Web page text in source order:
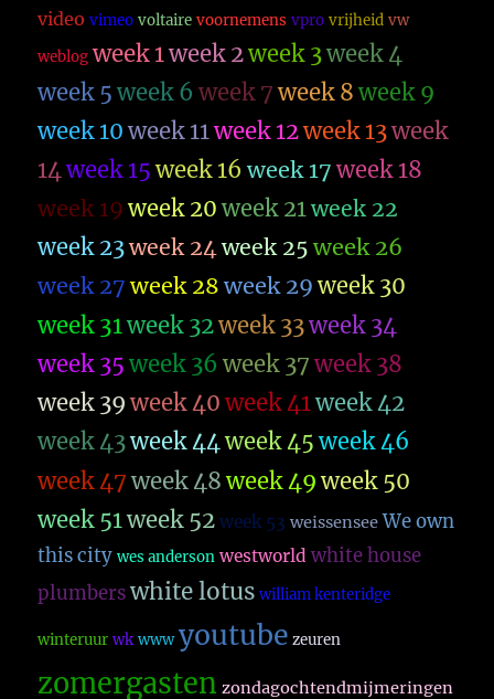
video vimeo voltaire voornemens vpro vrijheid vw
weblog week 1week 2week 3week 4
week 5 week 6 week 7 week 8 week 9
week 10 week 11week 12week 13week
14week 15 week 16 week 17 week 18
week 19 week 20 week 21week 22
week 23week 24week 25 week 26
week 27 week 28 week 29 week 30
week 31week 32week 33week 34
week 35 week 36 week 37 week 38
week 39 week 40 week 41week 42
week 43week 44week 45 week 46
week 47 week 48 week 49 week 50
week 51week 52 week 53 weissensee We own
this city wes anderson westworld white house
plumbers white lotus william kenteridge
winteruur wk www youtube zeuren
zomergasten zondagochtendmijmeringen